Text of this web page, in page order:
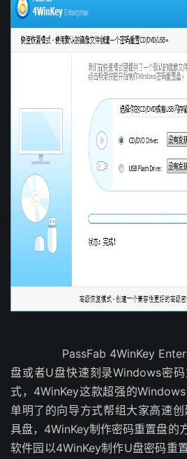
PassFab 4WinKey
盘或者U盘快速刻录Windows密
式，4WinKey这款超强的
单明了的向导方式帮组大家高速
具盘，4WinKey制作密码重置盘的
软件园以4WinKey制作U盘密码重